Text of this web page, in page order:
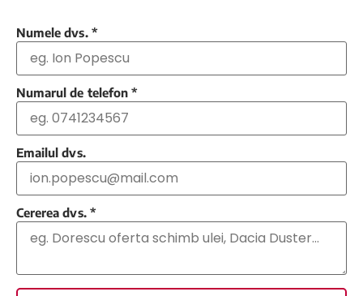
Numele dvs. *
Numarul de telefon *
Emailul dvs.
Cererea dvs. *